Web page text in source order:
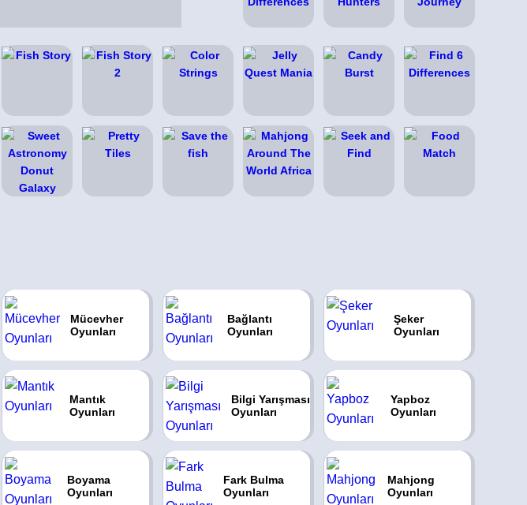
Mücevher
Oyunları
Bağlantı
Oyunları
Şeker
Oyunları
Mantık
Oyunları
Bilgi Yarışması
Oyunları
Yapboz
Oyunları
Boyama
Oyunları
Fark Bulma
Oyunları
Mahjong
Oyunları